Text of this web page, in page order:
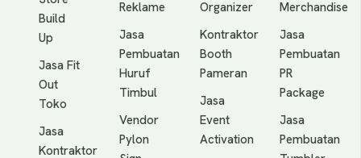
Build
Up
Jasa Fit
Out
Toko
Jasa
Kontraktor
Reklame
Jasa
Pembuatan
Huruf
Timbul
Vendor
Pylon
Organizer
Kontraktor
Booth
Pameran
Jasa
Event
Activation
Merchandise
Jasa
Pembuatan
PR
Package
Jasa
Pembuatan